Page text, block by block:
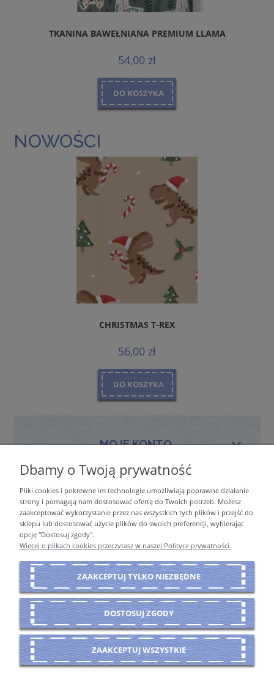
TKANINA BAWEŁNIANA PREMIUM LLAMA
54,00 zł
DO KOSZYKA
NOWOŚCI
CHRISTMAS T-REX
56,00 zł
DO KOSZYKA
MOJE KONTO
PŁATNOŚCI I DOSTAWA
INFORMACJE
O NAS
POKAŻ PEŁNĄ WERSJĘ STRONY
Sklep internetowy Shoper Premium
Dbamy o Twoją prywatność
Pliki cookies i pokrewne im technologie umożliwiają poprawne działanie
strony i pomagają nam dostosować ofertę do Twoich potrzeb. Możesz
zaakceptować wykorzystanie przez nas wszystkich tych plików i przejść do
sklepu lub dostosować użycie plików do swoich preferencji, wybierając
opcję "Dostosuj zgody".
Więcej o plikach cookies przeczytasz w naszej Polityce prywatności.
ZAAKCEPTUJ TYLKO NIEZBĘDNE
DOSTOSUJ ZGODY
ZAAKCEPTUJ WSZYSTKIE